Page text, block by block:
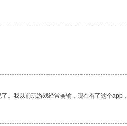
。我以前玩游戏经常会输，现在有了这个app